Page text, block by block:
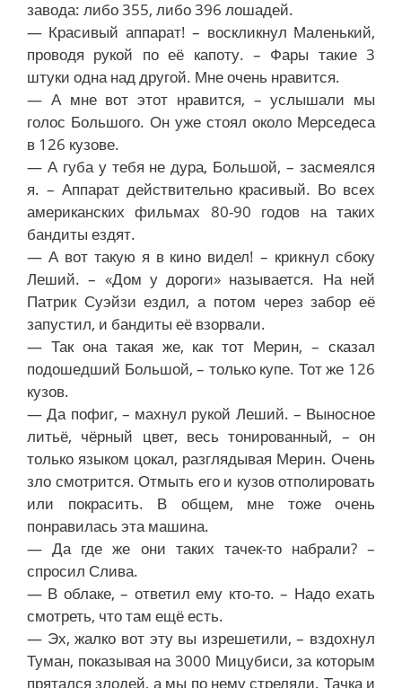
завода: либо 355, либо 396 лошадей.
— Красивый аппарат! – воскликнул Маленький,
проводя рукой по её капоту. – Фары такие 3
штуки одна над другой. Мне очень нравится.
— А мне вот этот нравится, – услышали мы
голос Большого. Он уже стоял около Мерседеса
в 126 кузове.
— А губа у тебя не дура, Большой, – засмеялся
я. – Аппарат действительно красивый. Во всех
американских фильмах 80-90 годов на таких
бандиты ездят.
— А вот такую я в кино видел! – крикнул сбоку
Леший. – «Дом у дороги» называется. На ней
Патрик Суэйзи ездил, а потом через забор её
запустил, и бандиты её взорвали.
— Так она такая же, как тот Мерин, – сказал
подошедший Большой, – только купе. Тот же 126
кузов.
— Да пофиг, – махнул рукой Леший. – Выносное
литьё, чёрный цвет, весь тонированный, – он
только языком цокал, разглядывая Мерин. Очень
зло смотрится. Отмыть его и кузов отполировать
или покрасить. В общем, мне тоже очень
понравилась эта машина.
— Да где же они таких тачек-то набрали? –
спросил Слива.
— В облаке, – ответил ему кто-то. – Надо ехать
смотреть, что там ещё есть.
— Эх, жалко вот эту вы изрешетили, – вздохнул
Туман, показывая на 3000 Мицубиси, за которым
прятался злодей, а мы по нему стреляли. Тачка и